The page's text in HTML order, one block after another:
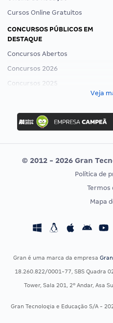
Cursos Online Gratuitos
CONCURSOS PÚBLICOS EM
DESTAQUE
Concursos Abertos
Concursos 2026
Concursos 2025
Concurso Nacional Unificado
Concurso Ibama
Concurso MPU
Editais publicados
CONCURSOS POR PROFISSÃO
Concursos Fiscais
Residência Multiprofissional
Veja
© 2012 - 2026 Gran
Política de
Termos
Mapa
Gran é uma marca da empresa
18.260.822/0001-77, SBS Quadra
Tower, Sala 201, 2º Andar, Asa
Gran Tecnologia e Educação S/A -